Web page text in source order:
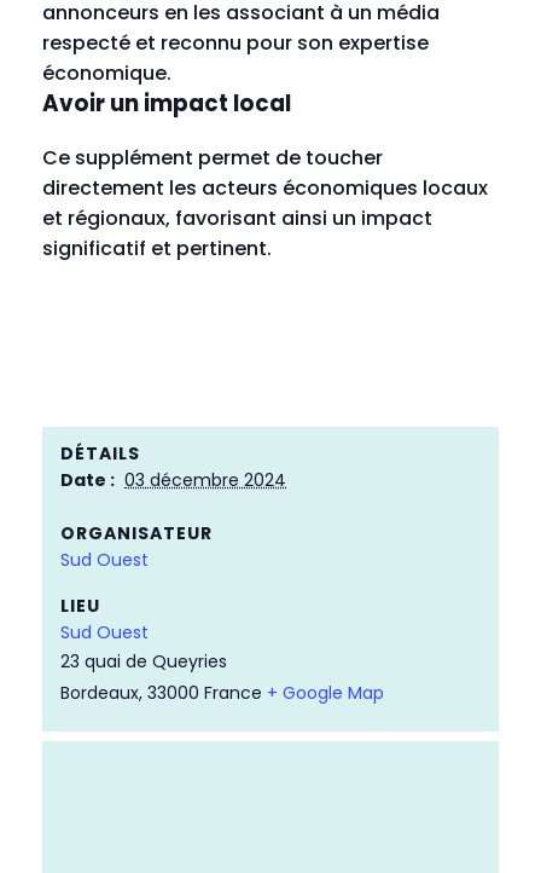
annonceurs en les associant à un média
respecté et reconnu pour son expertise
économique.
Avoir un impact local
Ce supplément permet de toucher
directement les acteurs économiques locaux
et régionaux, favorisant ainsi un impact
significatif et pertinent.
DÉTAILS
Date : 03 décembre 2024
ORGANISATEUR
Sud Ouest
LIEU
Sud Ouest
23 quai de Queyries
Bordeaux, 33000 France + Google Map